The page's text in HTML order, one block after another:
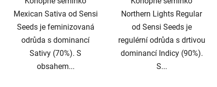
Mexican Sativa od Sensi
Seeds je feminizovaná
odrůda s dominancí
Sativy (70%). S
obsahem...
Northern Lights Regular
od Sensi Seeds je
regulérní odrůda s drtivou
dominancí Indicy (90%).
S...